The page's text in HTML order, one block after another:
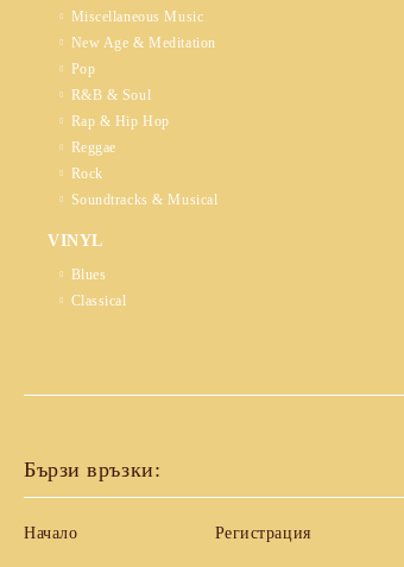
Miscellaneous Music
New Age & Meditation
Pop
R&B & Soul
Rap & Hip Hop
Reggae
Rock
Soundtracks & Musical
VINYL
Blues
Classical
Бързи връзки:
Начало Регистрация